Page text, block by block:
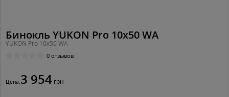
Бинокль YUKON Pro 10x50 WA
YUKON Pro 10x50 WA
0 отзывов
Цена:3 954 грн